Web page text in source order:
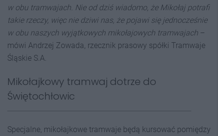
w obu tramwajach. Nie od dziś wiadomo, że Mikołaj potrafi
takie rzeczy, więc nie dziwi nas, że pojawi się jednocześnie
w obu naszych wyjątkowych mikołajowych tramwajach –
mówi Andrzej Zowada, rzecznik prasowy spółki Tramwaje
Śląskie S.A.
Mikołajkowy tramwaj dotrze do
Świętochłowic
Specjalne, mikołajkowe tramwaje będą kursować pomiędzy